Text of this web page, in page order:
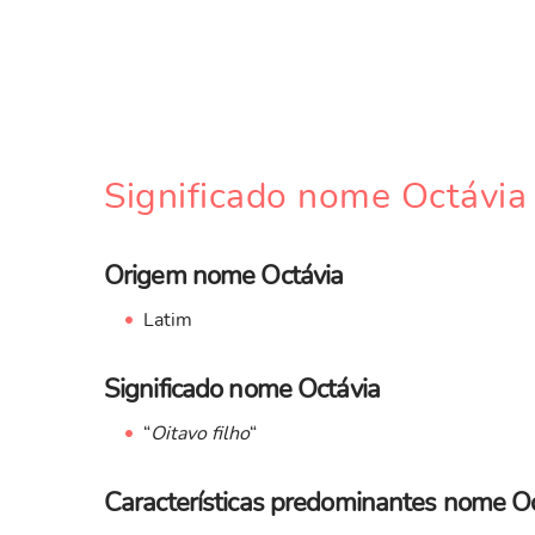
Significado nome Octávia
Origem nome Octávia
Latim
Significado nome Octávia
“Oitavo filho“
Características predominantes nome